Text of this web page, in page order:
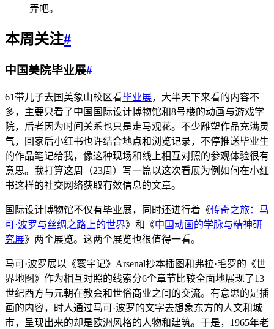
弄吧。
本周关注#
中国美院毕业展#
61带儿子去国美象山校区看毕业展，大半天下来看的内容不
多，主要只看了中国国际设计博物馆和8号楼的动画与游戏学
院，后者因为时间关系也只是走马观花。不少雕塑作品充满灵
气，回家后小红书也许结合地点和浏览记录，不停推送毕业生
的作品笔记给我，像这种现场和线上相互对照的参观体验很有
意思。我打算这周（23周）写一篇以这次看展为例如何在小红
书这样的社交网络获取有效信息的文章。
国际设计博物馆不仅有毕业展，同时还进行着《传奇之旅：马
可·波罗与丝绸之路上的世界》和《中国动画的学脉与精神研
究展》两个展览。这两个展览也很值得一看。
马可·波罗展以《寰宇记》Arsenal抄本插图和弗拉·毛罗的《世
界地图》作为相互对照的线索分6个章节比较全面地展现了13
世纪西方与元朝在教会和世俗商业之间的交流。有意思的是插
画的内容，时人通过马可·波罗的文字去想象东方的人文和城
市，呈现出来的却是欧洲风格的人物和建筑。于是，1965年老